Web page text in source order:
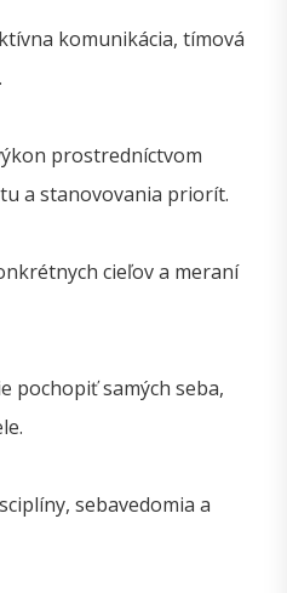
komunikácia, tímová
prostredníctvom
a stanovovania priorít.
cieľov a meraní
pochopiť samých seba,
sebavedomia a